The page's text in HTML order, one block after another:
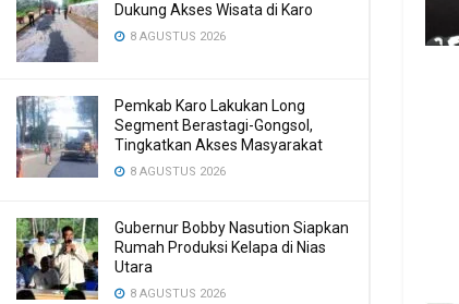
Dukung Akses Wisata di Karo
8 AGUSTUS 2026
Pemkab Karo Lakukan Long
Segment Berastagi-Gongsol,
Tingkatkan Akses Masyarakat
8 AGUSTUS 2026
Gubernur Bobby Nasution Siapkan
Rumah Produksi Kelapa di Nias
Utara
8 AGUSTUS 2026